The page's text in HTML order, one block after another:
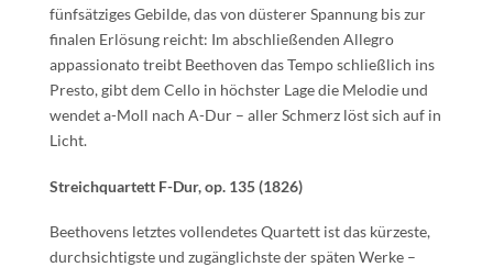
fünfsätziges Gebilde, das von düsterer Spannung bis zur
finalen Erlösung reicht: Im abschließenden Allegro
appassionato treibt Beethoven das Tempo schließlich ins
Presto, gibt dem Cello in höchster Lage die Melodie und
wendet a-Moll nach A-Dur – aller Schmerz löst sich auf in
Licht.
Streichquartett F-Dur, op. 135 (1826)
Beethovens letztes vollendetes Quartett ist das kürzeste,
durchsichtigste und zugänglichste der späten Werke –